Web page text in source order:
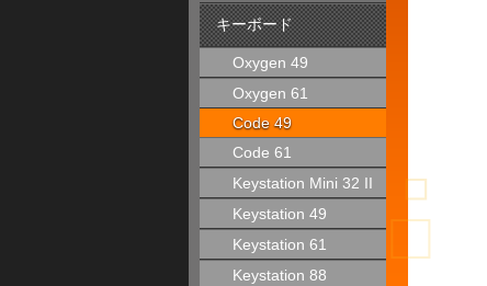
キーボード
Oxygen 49
Oxygen 61
Code 49
Code 61
Keystation Mini 32 II
Keystation 49
Keystation 61
Keystation 88